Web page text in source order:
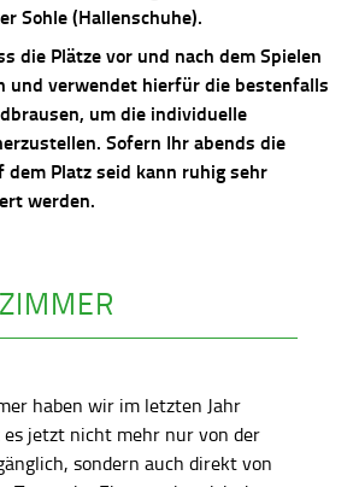
Sohle (Hallenschuhe).
die Plätze vor und nach dem Spielen
und verwendet hierfür die bestenfalls
um die individuelle
Sofern Ihr abends die
dem Platz seid kann ruhig sehr
werden.
haben wir im letzten Jahr
jetzt nicht mehr nur von der
sondern auch direkt von